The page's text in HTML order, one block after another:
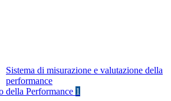
Sistema di misurazione e valutazione della
performance
della Performance 1